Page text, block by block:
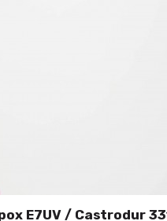
E7UV / Castrodur